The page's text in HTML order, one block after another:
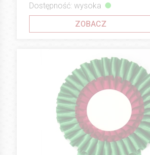
Dostępność: wysoka
ZOBACZ